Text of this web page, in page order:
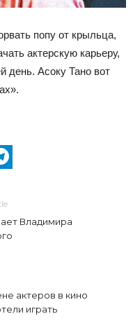
попу от крыльца,
актерскую карьеру,
день. Асоку Тано вот
Владимира
актеров в кино
играть